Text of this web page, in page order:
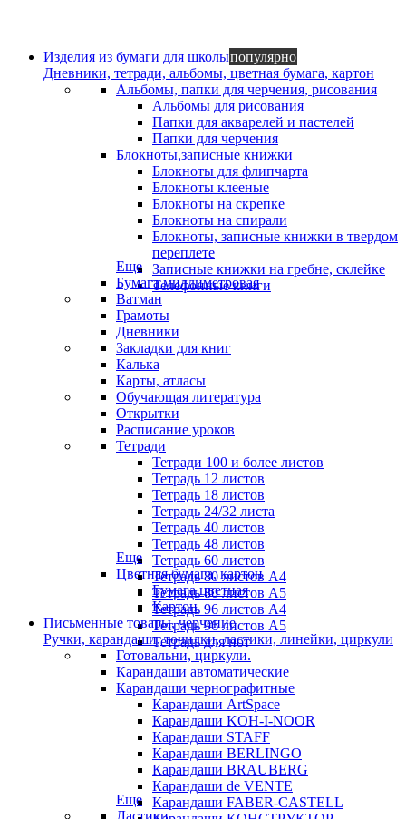
Изделия из бумаги для школыпопулярно
Дневники, тетради, альбомы, цветная бумага, картон
Альбомы, папки для черчения, рисования
Альбомы для рисования
Папки для акварелей и пастелей
Папки для черчения
Блокноты,записные книжки
Блокноты для флипчарта
Блокноты клееные
Блокноты на скрепке
Блокноты на спирали
Блокноты, записные книжки в твердом
переплете
Записные книжки на гребне, склейке
Телефонные книги
Еще
Бумага миллиметровая
Ватман
Грамоты
Дневники
Закладки для книг
Калька
Карты, атласы
Обучающая литература
Открытки
Расписание уроков
Тетради
Тетради 100 и более листов
Тетрадь 12 листов
Тетрадь 18 листов
Тетрадь 24/32 листа
Тетрадь 40 листов
Тетрадь 48 листов
Тетрадь 60 листов
Тетрадь 80 листов А4
Тетрадь 80 листов А5
Тетрадь 96 листов А4
Тетрадь 96 листов А5
Тетрадь для нот
Еще
Цветная бумага, картон
Бумага цветная
Картон
Письменные товары, черчение
Ручки, карандаши, точилки, ластики, линейки, циркули
Готовальни, циркули.
Карандаши автоматические
Карандаши чернографитные
Карандаши ArtSpace
Карандаши KOH-I-NOOR
Карандаши STAFF
Карандаши BERLINGO
Карандаши BRAUBERG
Карандаши de VENTE
Карандаши FABER-CASTELL
Еще
Ластики